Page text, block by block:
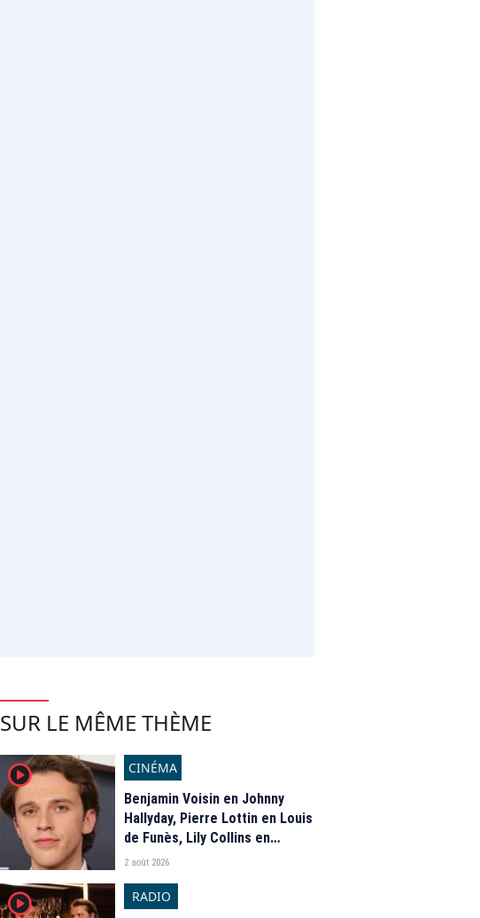
SUR LE MÊME THÈME
player2
CINÉMA
Benjamin Voisin en Johnny
Hallyday, Pierre Lottin en Louis
de Funès, Lily Collins en
Audrey Hepburn… Quels sont
au cinéma ?
2 août 2026
player2
RADIO